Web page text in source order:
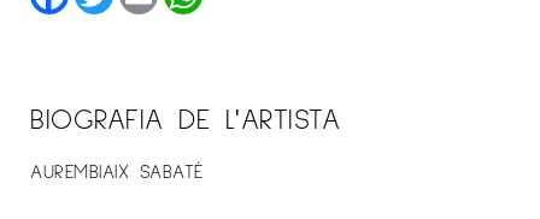
BIOGRAFIA DE L'ARTISTA
AUREMBIAIX SABATÉ